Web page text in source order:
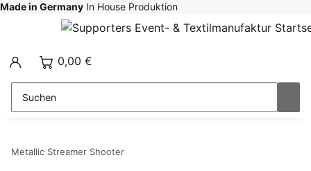
Made in Germany In House Produktion
0,00 €
Metallic Streamer Shooter